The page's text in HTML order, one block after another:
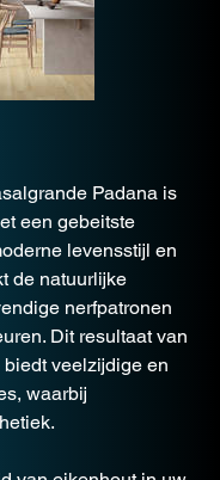
Padana is
een gebeitste
levensstijl en
de natuurlijke
nerfpatronen
Dit resultaat van
veelzijdige en
waarbij